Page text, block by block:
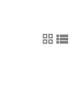
tabela